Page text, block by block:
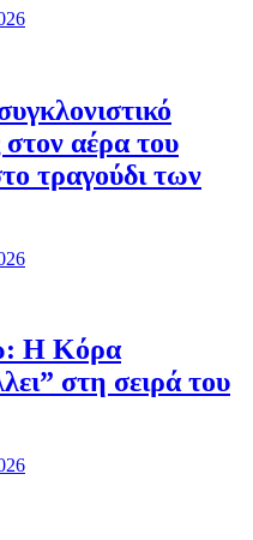
στον αέρα του
τραγούδι των
Η Κόρα
στη σειρά του